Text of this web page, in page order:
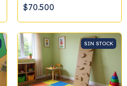
$70.500
SIN STOCK